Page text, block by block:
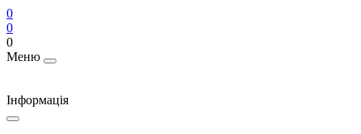
0
0
0
Меню
Інформація